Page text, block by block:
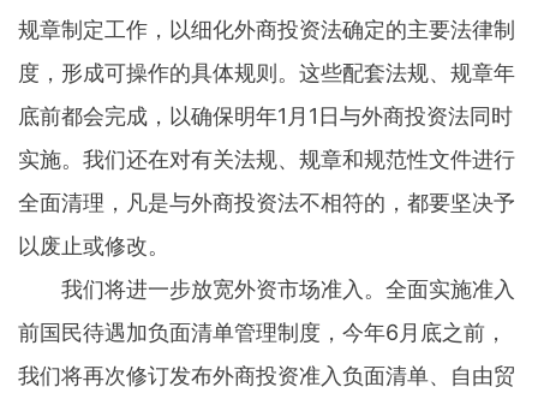
规章制定工作，以细化外商投资法确定的主要法律制
度，形成可操作的具体规则。这些配套法规、规章年
底前都会完成，以确保明年1月1日与外商投资法同时
实施。我们还在对有关法规、规章和规范性文件进行
全面清理，凡是与外商投资法不相符的，都要坚决予
以废止或修改。
我们将进一步放宽外资市场准入。全面实施准入
前国民待遇加负面清单管理制度，今年6月底之前，
我们将再次修订发布外商投资准入负面清单、自由贸